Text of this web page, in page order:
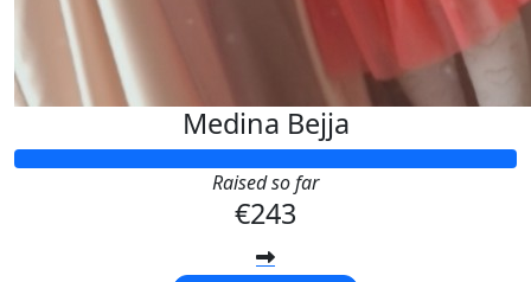
Medina Bejja
Raised so far
€243